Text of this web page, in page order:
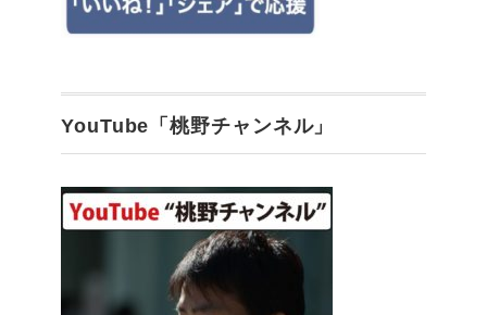
YouTube「桃野チャンネル」